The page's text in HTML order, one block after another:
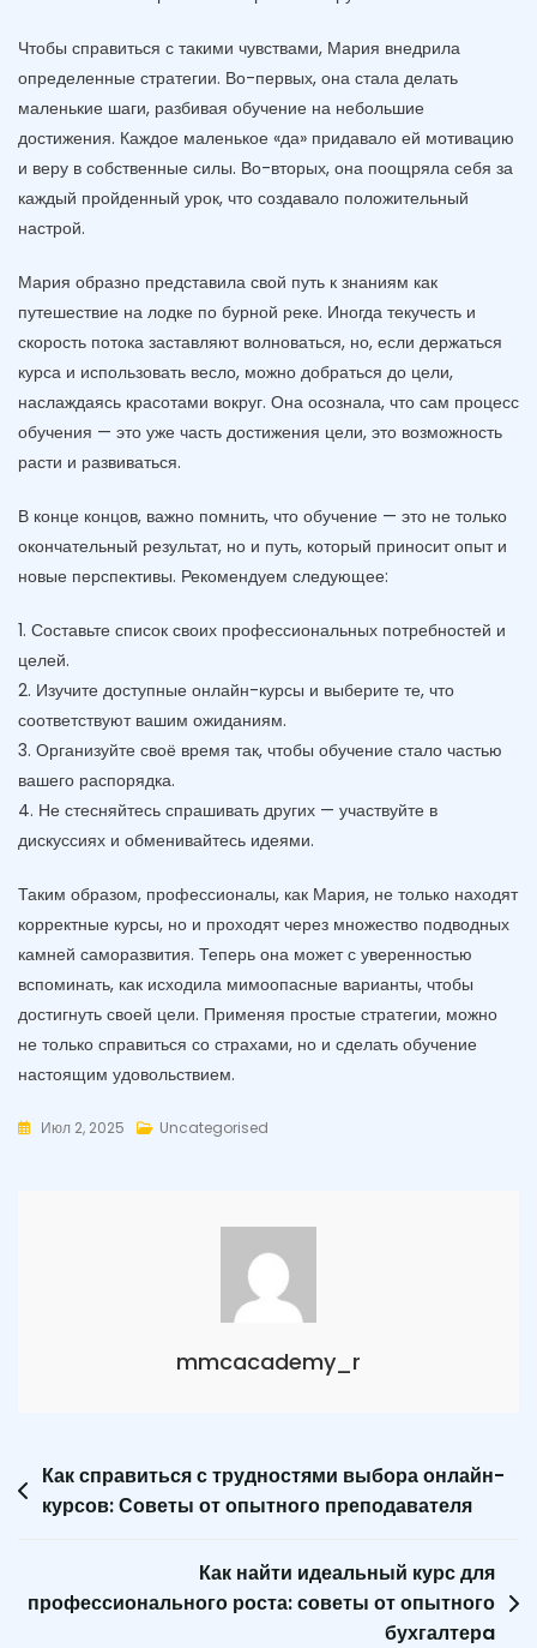
Чтобы справиться с такими чувствами, Мария внедрила
определенные стратегии. Во-первых, она стала делать
маленькие шаги, разбивая обучение на небольшие
достижения. Каждое маленькое «да» придавало ей мотивацию
и веру в собственные силы. Во-вторых, она поощряла себя за
каждый пройденный урок, что создавало положительный
настрой.
Мария образно представила свой путь к знаниям как
путешествие на лодке по бурной реке. Иногда текучесть и
скорость потока заставляют волноваться, но, если держаться
курса и использовать весло, можно добраться до цели,
наслаждаясь красотами вокруг. Она осознала, что сам процесс
обучения — это уже часть достижения цели, это возможность
расти и развиваться.
В конце концов, важно помнить, что обучение — это не только
окончательный результат, но и путь, который приносит опыт и
новые перспективы. Рекомендуем следующее:
1. Составьте список своих профессиональных потребностей и
целей.
2. Изучите доступные онлайн-курсы и выберите те, что
соответствуют вашим ожиданиям.
3. Организуйте своё время так, чтобы обучение стало частью
вашего распорядка.
4. Не стесняйтесь спрашивать других — участвуйте в
дискуссиях и обменивайтесь идеями.
Таким образом, профессионалы, как Мария, не только находят
корректные курсы, но и проходят через множество подводных
камней саморазвития. Теперь она может с уверенностью
вспоминать, как исходила мимоопасные варианты, чтобы
достигнуть своей цели. Применяя простые стратегии, можно
не только справиться со страхами, но и сделать обучение
настоящим удовольствием.
Июл 2, 2025 Uncategorised
mmcacademy_r
Навигация
по
Как справиться с трудностями выбора онлайн-
курсов: Советы от опытного преподавателя
Как найти идеальный курс для
профессионального роста: советы от опытного
бухгалтерa